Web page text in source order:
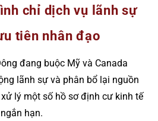
chỉ dịch vụ lãnh sự
tiên nhân đạo
đang buộc Mỹ và Canada
lãnh sự và phân bổ lại nguồn
lý một số hồ sơ định cư kinh tế
hạn.